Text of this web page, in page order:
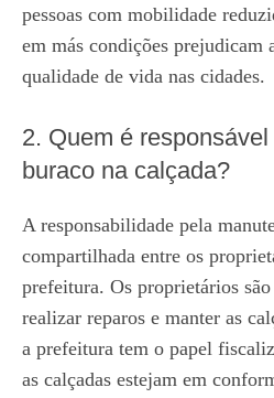
pessoas com mobilidade
em más condições prejudicam
qualidade de vida nas cidades.
2. Quem é
buraco na calçada?
A responsabilidade pela
compartilhada entre os
prefeitura. Os proprietários
realizar reparos e manter as
a prefeitura tem o papel
as calçadas estejam em